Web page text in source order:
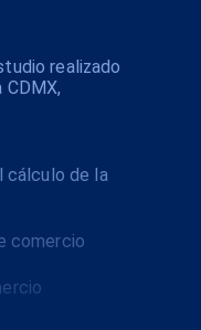
realizado
cálculo de la
comercio